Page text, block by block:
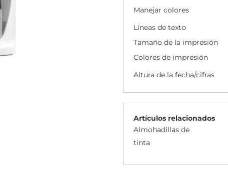
Manejar colores
Líneas de texto
Tamaño de la impresión
Colores de impresión
Altura de la fecha/cifras
Artículos relacionados
Almohadillas de
tinta